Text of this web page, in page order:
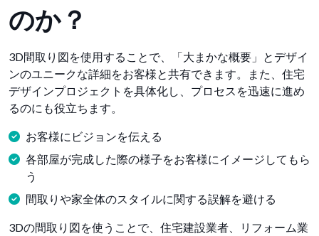
のか？
3D間取り図を使用することで、「大まかな概要」とデザイ
ンのユニークな詳細をお客様と共有できます。また、住宅
デザインプロジェクトを具体化し、プロセスを迅速に進め
るのにも役立ちます。
お客様にビジョンを伝える
各部屋が完成した際の様子をお客様にイメージしてもら
う
間取りや家全体のスタイルに関する誤解を避ける
3Dの間取り図を使うことで、住宅建設業者、リフォーム業